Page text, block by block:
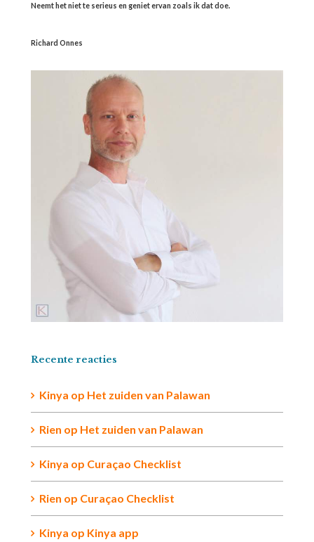
Neemt het niet te serieus en geniet ervan zoals ik dat doe.
Richard Onnes
Recente reacties
Kinya op Het zuiden van Palawan
Rien op Het zuiden van Palawan
Kinya op Curaçao Checklist
Rien op Curaçao Checklist
Kinya op Kinya app